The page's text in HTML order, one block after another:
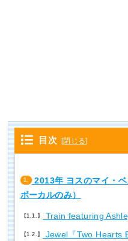
目次 [閉じる]
1.
2013年 ヨスのマイ・
ボーカルのみ）
1.1. Train featuring
1.2. Jewel『Two Hearts